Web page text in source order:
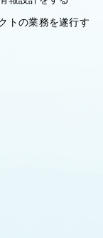
トの業務を遂行す